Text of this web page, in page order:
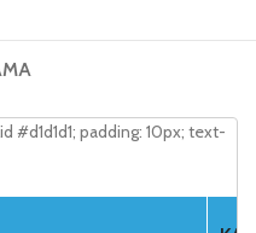
#d1d1d1; padding: 10px; text-